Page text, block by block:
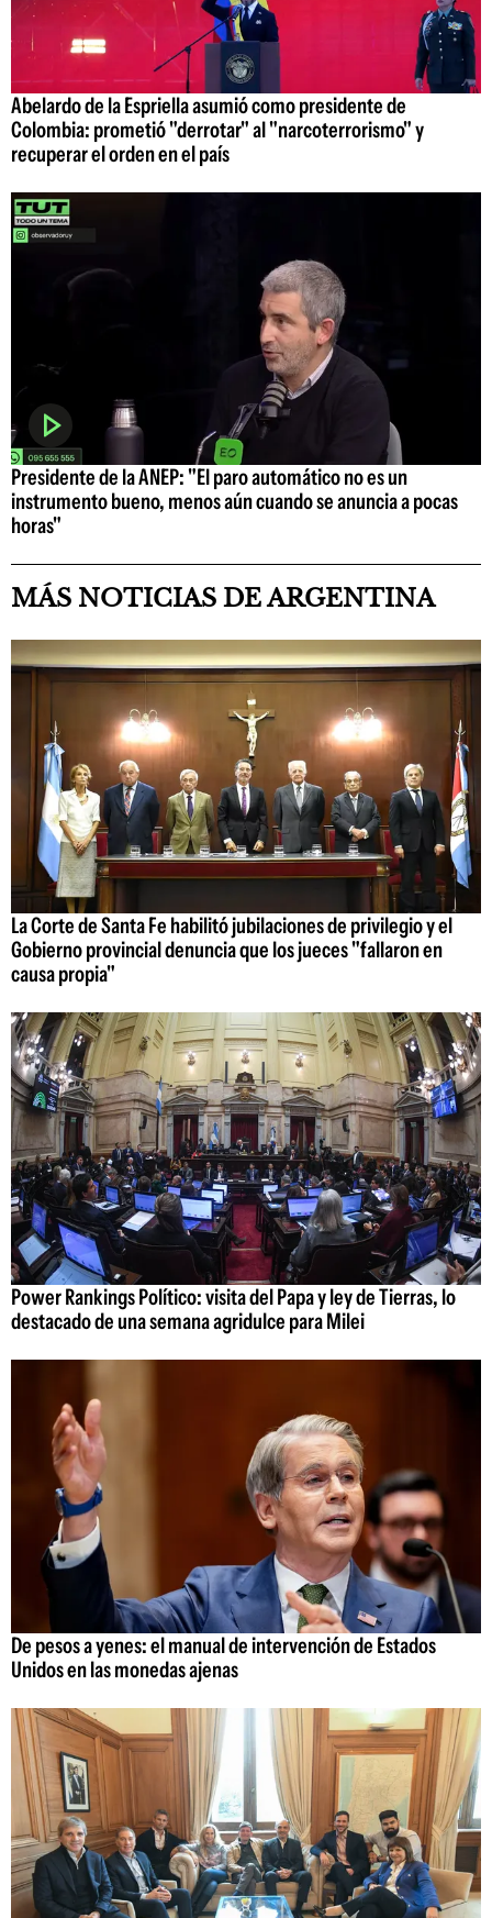
Abelardo de la Espriella asumió como presidente de
Colombia: prometió "derrotar" al "narcoterrorismo" y
recuperar el orden en el país
Presidente de la ANEP: "El paro automático no es un
instrumento bueno, menos aún cuando se anuncia a pocas
horas"
MÁS NOTICIAS DE ARGENTINA
La Corte de Santa Fe habilitó jubilaciones de privilegio y el
Gobierno provincial denuncia que los jueces "fallaron en
causa propia"
Power Rankings Político: visita del Papa y ley de Tierras, lo
destacado de una semana agridulce para Milei
De pesos a yenes: el manual de intervención de Estados
Unidos en las monedas ajenas